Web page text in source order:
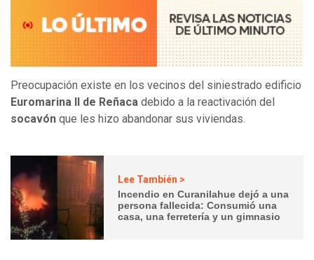
Preocupación existe en los vecinos del siniestrado edificio
Euromarina II de Reñaca debido a la reactivación del
socavón que les hizo abandonar sus viviendas.
Lee También >
Incendio en Curanilahue dejó a una
persona fallecida: Consumió una
casa, una ferretería y un gimnasio